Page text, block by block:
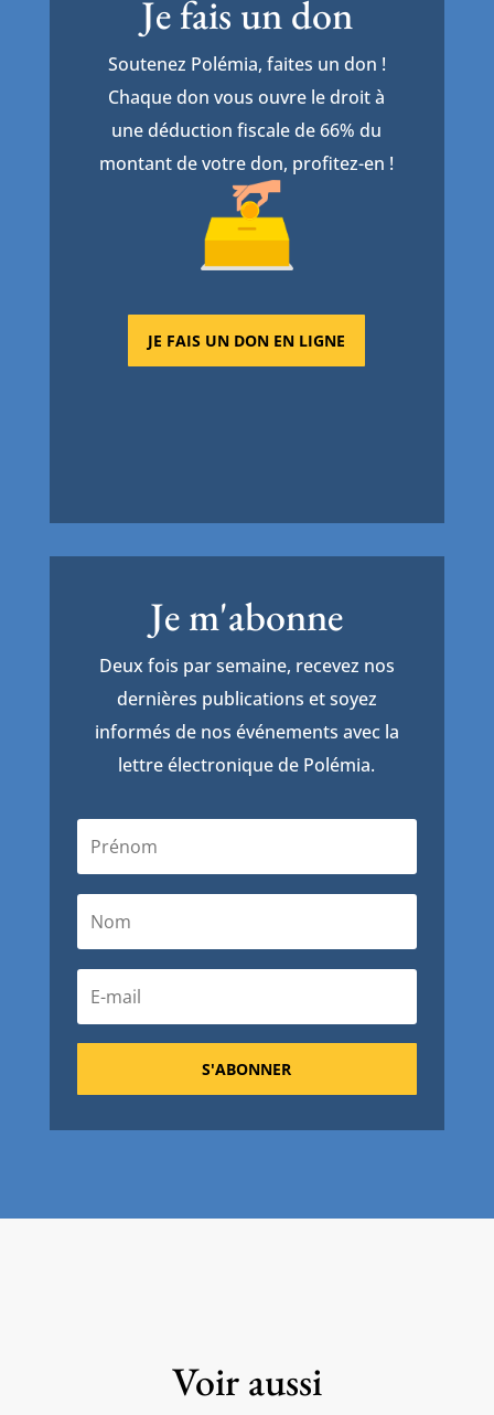
Je fais un don
Soutenez Polémia, faites un don !
Chaque don vous ouvre le droit à
une déduction fiscale de 66% du
montant de votre don, profitez-en !
JE FAIS UN DON EN LIGNE
Je m'abonne
Deux fois par semaine, recevez nos
dernières publications et soyez
informés de nos événements avec la
lettre électronique de Polémia.
S'ABONNER
Voir aussi